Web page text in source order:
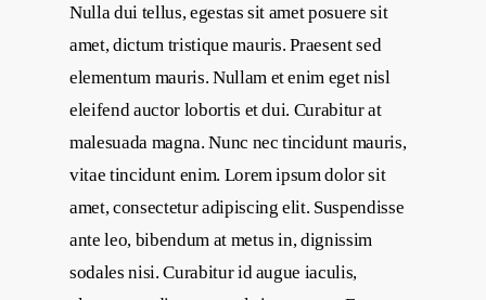
Nulla dui tellus, egestas sit amet posuere sit
amet, dictum tristique mauris. Praesent sed
elementum mauris. Nullam et enim eget nisl
eleifend auctor lobortis et dui. Curabitur at
malesuada magna. Nunc nec tincidunt mauris,
vitae tincidunt enim. Lorem ipsum dolor sit
amet, consectetur adipiscing elit. Suspendisse
ante leo, bibendum at metus in, dignissim
sodales nisi. Curabitur id augue iaculis,